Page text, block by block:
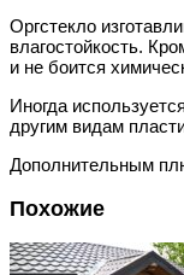
Оргстекло
влагостойкость.
и не боится
Иногда
другим видам
Дополнительным
Похожие